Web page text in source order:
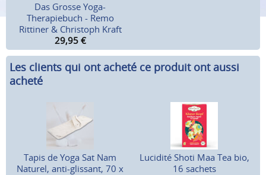
Das Grosse Yoga-
Therapiebuch - Remo
Rittiner & Christoph Kraft
29,95 €
Les clients qui ont acheté ce produit ont aussi
acheté
Tapis de Yoga Sat Nam
Naturel, anti-glissant, 70 x
Lucidité Shoti Maa Tea bio,
16 sachets